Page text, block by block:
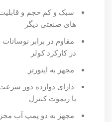
سبک و کم حجم و
های صنعتی دیگر
مقاوم در برابر نوسانات
در کارکرد کولر
مجهز به اینورتر
دارای دوازده دور سرعت
یا ریموت کنترل
مجهز به دو پمپ آب